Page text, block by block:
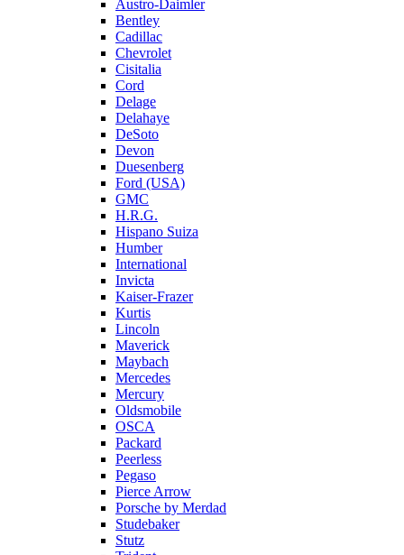
Austro-Daimler
Bentley
Cadillac
Chevrolet
Cisitalia
Cord
Delage
Delahaye
DeSoto
Devon
Duesenberg
Ford (USA)
GMC
H.R.G.
Hispano Suiza
Humber
International
Invicta
Kaiser-Frazer
Kurtis
Lincoln
Maverick
Maybach
Mercedes
Mercury
Oldsmobile
OSCA
Packard
Peerless
Pegaso
Pierce Arrow
Porsche by Merdad
Studebaker
Stutz